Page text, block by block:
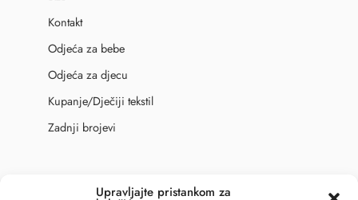
Upravljajte pristankom za
Kontakt
Odjeća za bebe
Odjeća za djecu
Kupanje/Dječiji tekstil
Zadnji brojevi